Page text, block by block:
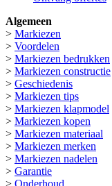
Algemeen
> Markiezen
> Voordelen
> Markiezen bedrukken
> Markiezen constructie
> Geschiedenis
> Markiezen tips
> Markiezen klapmodel
> Markiezen kopen
> Markiezen materiaal
> Markiezen merken
> Markiezen nadelen
> Garantie
> Onderhoud